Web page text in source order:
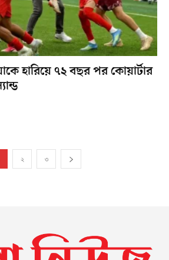
হারিয়ে ৭২ বছর পর কোয়ার্টার
২ ৩